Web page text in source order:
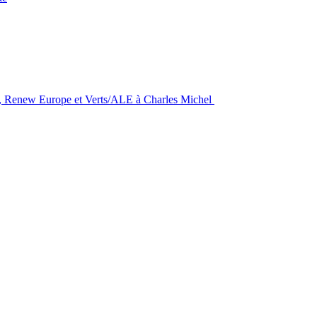
Renew Europe et Verts/ALE à Charles Michel